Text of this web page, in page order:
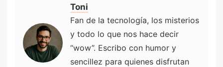
Toni
Fan de la tecnología, los misterios
y todo lo que nos hace decir
“wow”. Escribo con humor y
sencillez para quienes disfrutan